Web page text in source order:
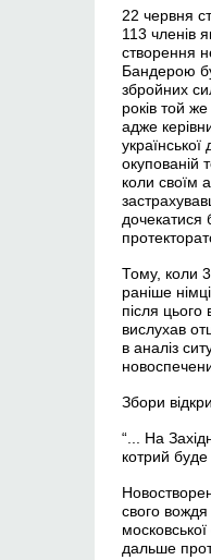
22 червня
113 членів
створення
Бандерою
збройних
років той
адже
окупованій
коли своїм
дочекатися
Тому, коли
раніше
після
вислухав
в аналіз
Збори
“... На
котрий буде
свого
дальше